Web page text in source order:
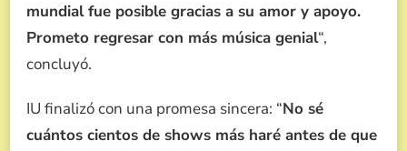
mundial fue posible gracias a su amor y apoyo.
Prometo regresar con más música genial“,
concluyó.
IU finalizó con una promesa sincera: “No sé
cuántos cientos de shows más haré antes de que